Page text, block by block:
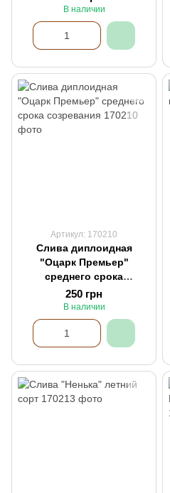
В наличии
Артикул: 170210
Слива диплоидная
"Оцарк Премьер"
среднего срока
созревания
250 грн
В наличии